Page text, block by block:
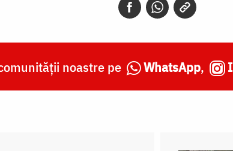
noastre pe WhatsApp,